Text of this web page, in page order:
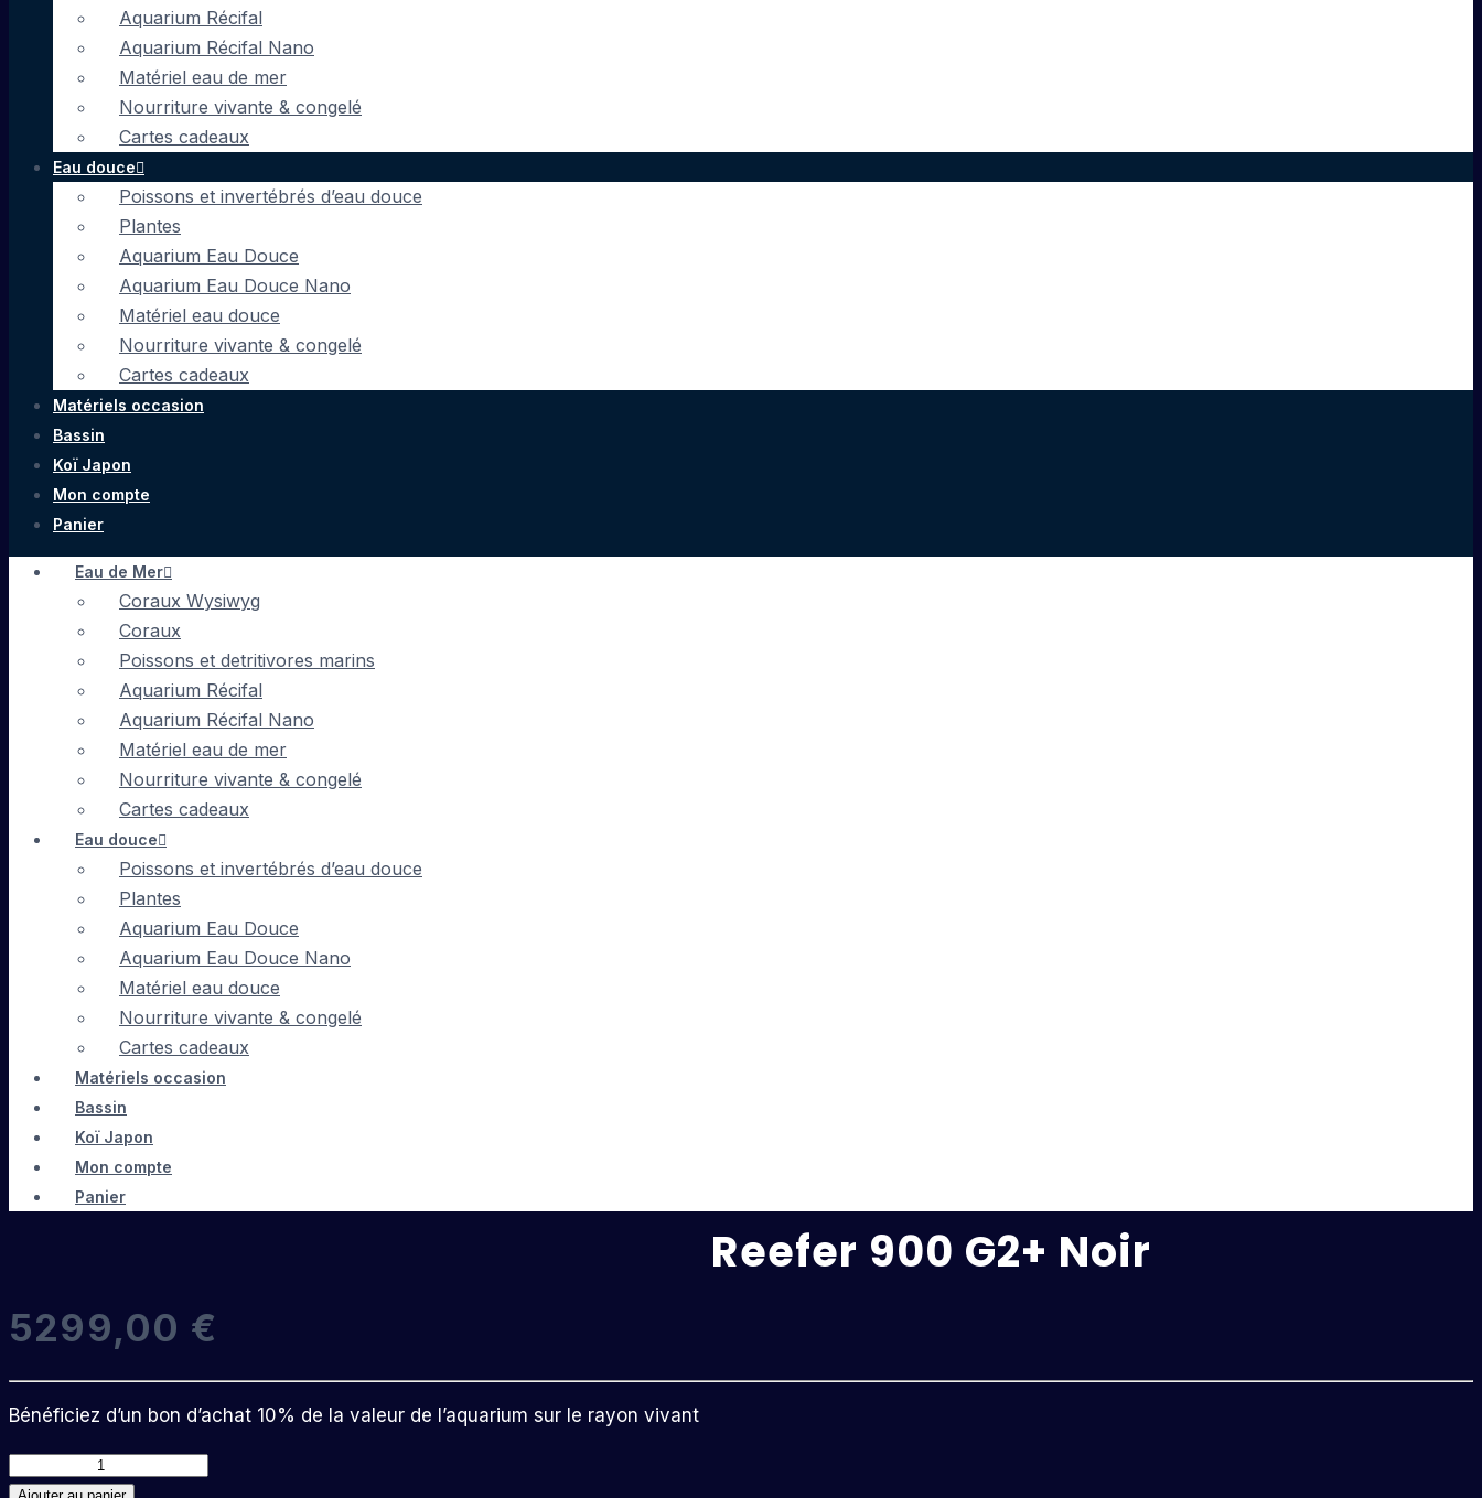
Aquarium Récifal
Aquarium Récifal Nano
Matériel eau de mer
Nourriture vivante & congelé
Cartes cadeaux
Eau douce
Poissons et invertébrés d’eau douce
Plantes
Aquarium Eau Douce
Aquarium Eau Douce Nano
Matériel eau douce
Nourriture vivante & congelé
Cartes cadeaux
Matériels occasion
Bassin
Koï Japon
Mon compte
Panier
Eau de Mer
Coraux Wysiwyg
Coraux
Poissons et detritivores marins
Aquarium Récifal
Aquarium Récifal Nano
Matériel eau de mer
Nourriture vivante & congelé
Cartes cadeaux
Eau douce
Poissons et invertébrés d’eau douce
Plantes
Aquarium Eau Douce
Aquarium Eau Douce Nano
Matériel eau douce
Nourriture vivante & congelé
Cartes cadeaux
Matériels occasion
Bassin
Koï Japon
Mon compte
Panier
Reefer 900 G2+ Noir
5299,00 €
Bénéficiez d’un bon d’achat 10% de la valeur de l’aquarium sur le rayon vivant
de